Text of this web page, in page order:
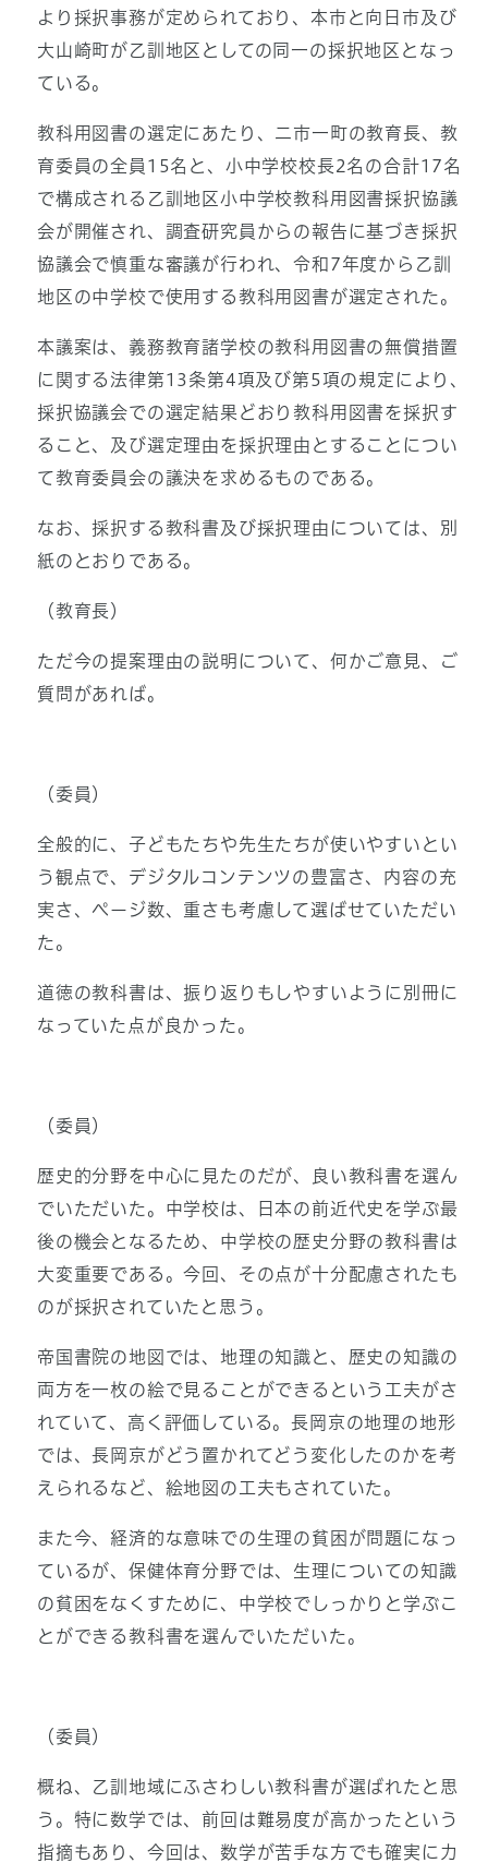
より採択事務が定められており、本市と向日市及び
大山崎町が乙訓地区としての同一の採択地区となっ
ている。
教科用図書の選定にあたり、二市一町の教育長、教
育委員の全員15名と、小中学校校長2名の合計17名
で構成される乙訓地区小中学校教科用図書採択協議
会が開催され、調査研究員からの報告に基づき採択
協議会で慎重な審議が行われ、令和7年度から乙訓
地区の中学校で使用する教科用図書が選定された。
本議案は、義務教育諸学校の教科用図書の無償措置
に関する法律第13条第4項及び第5項の規定により、
採択協議会での選定結果どおり教科用図書を採択す
ること、及び選定理由を採択理由とすることについ
て教育委員会の議決を求めるものである。
なお、採択する教科書及び採択理由については、別
紙のとおりである。
（教育長）
ただ今の提案理由の説明について、何かご意見、ご
質問があれば。
（委員）
全般的に、子どもたちや先生たちが使いやすいとい
う観点で、デジタルコンテンツの豊富さ、内容の充
実さ、ページ数、重さも考慮して選ばせていただい
た。
道徳の教科書は、振り返りもしやすいように別冊に
なっていた点が良かった。
（委員）
歴史的分野を中心に見たのだが、良い教科書を選ん
でいただいた。中学校は、日本の前近代史を学ぶ最
後の機会となるため、中学校の歴史分野の教科書は
大変重要である。今回、その点が十分配慮されたも
のが採択されていたと思う。
帝国書院の地図では、地理の知識と、歴史の知識の
両方を一枚の絵で見ることができるという工夫がさ
れていて、高く評価している。長岡京の地理の地形
では、長岡京がどう置かれてどう変化したのかを考
えられるなど、絵地図の工夫もされていた。
また今、経済的な意味での生理の貧困が問題になっ
ているが、保健体育分野では、生理についての知識
の貧困をなくすために、中学校でしっかりと学ぶこ
とができる教科書を選んでいただいた。
（委員）
概ね、乙訓地域にふさわしい教科書が選ばれたと思
う。特に数学では、前回は難易度が高かったという
指摘もあり、今回は、数学が苦手な方でも確実に力